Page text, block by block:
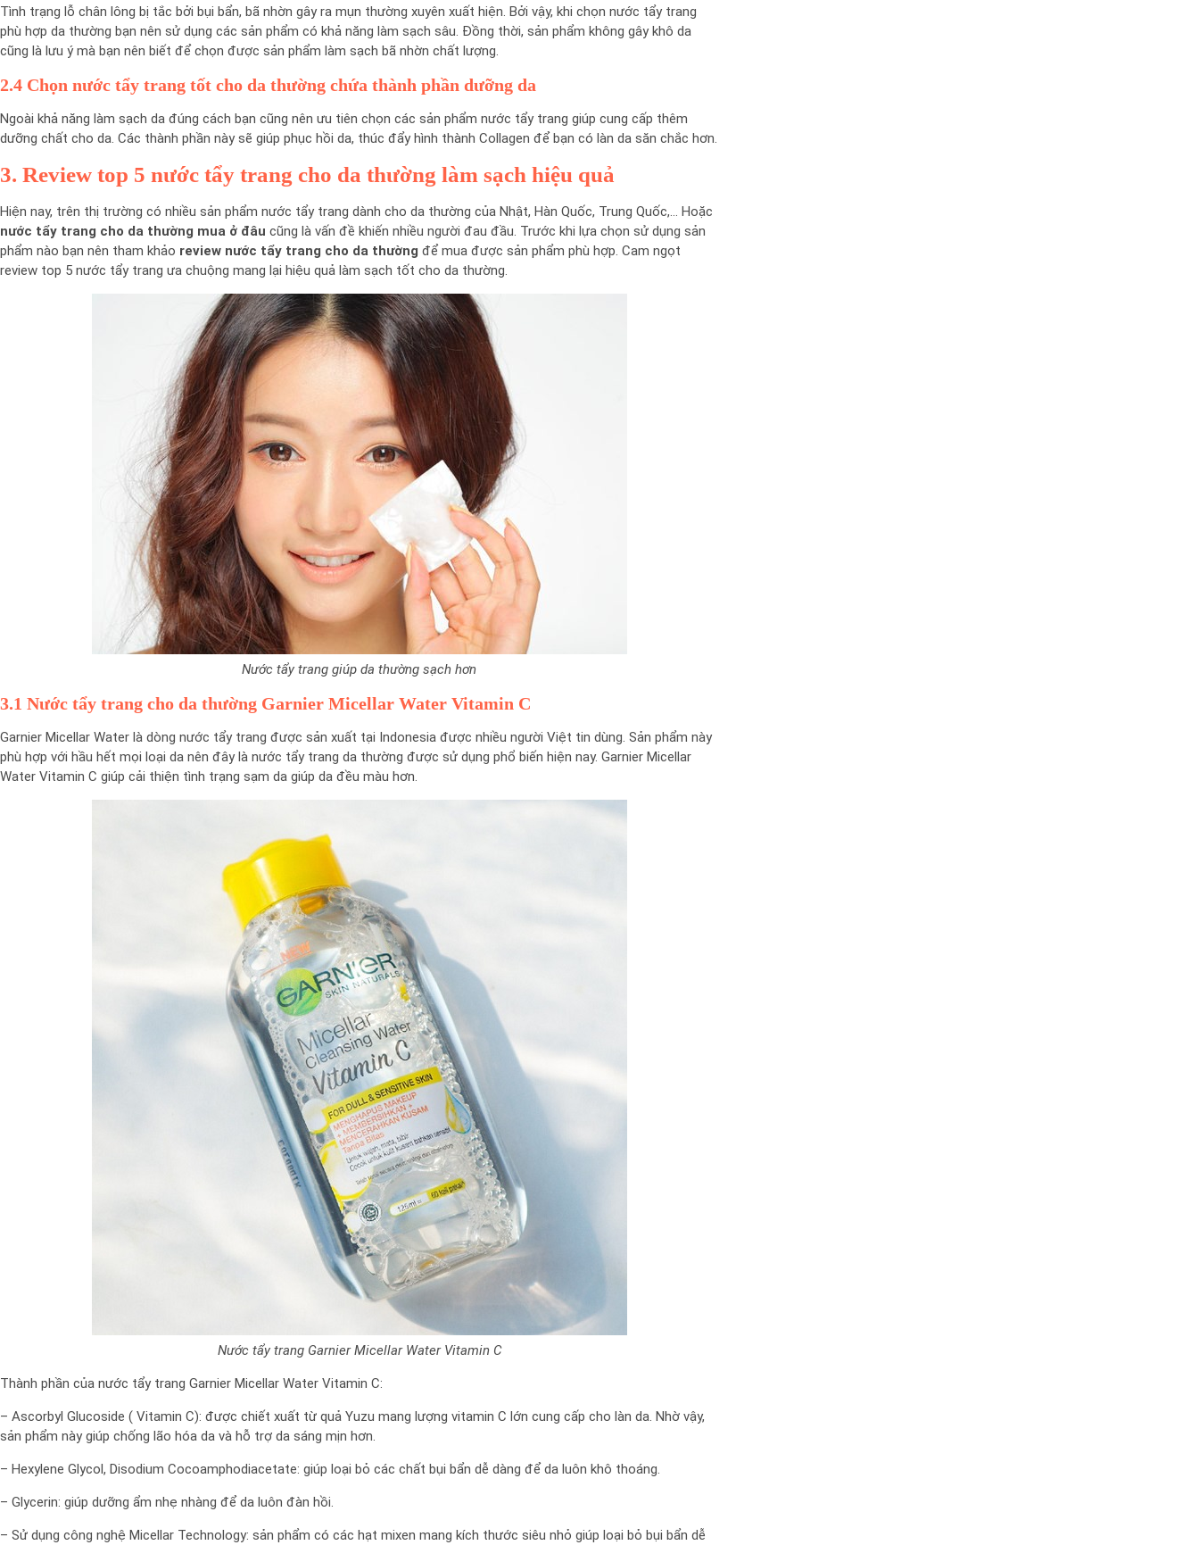
Tình trạng lỗ chân lông bị tắc bởi bụi bẩn, bã nhờn gây ra mụn thường xuyên xuất hiện. Bởi vậy, khi chọn nước tẩy trang
phù hợp da thường bạn nên sử dụng các sản phẩm có khả năng làm sạch sâu. Đồng thời, sản phẩm không gây khô da
cũng là lưu ý mà bạn nên biết để chọn được sản phẩm làm sạch bã nhờn chất lượng.
2.4 Chọn nước tẩy trang tốt cho da thường chứa thành phần dưỡng da
Ngoài khả năng làm sạch da đúng cách bạn cũng nên ưu tiên chọn các sản phẩm nước tẩy trang giúp cung cấp thêm
dưỡng chất cho da. Các thành phần này sẽ giúp phục hồi da, thúc đẩy hình thành Collagen để bạn có làn da săn chắc hơn.
3. Review top 5 nước tẩy trang cho da thường làm sạch hiệu quả
Hiện nay, trên thị trường có nhiều sản phẩm nước tẩy trang dành cho da thường của Nhật, Hàn Quốc, Trung Quốc,… Hoặc
nước tẩy trang cho da thường mua ở đâu cũng là vấn đề khiến nhiều người đau đầu. Trước khi lựa chọn sử dụng sản
phẩm nào bạn nên tham khảo review nước tẩy trang cho da thường để mua được sản phẩm phù hợp. Cam ngọt
review top 5 nước tẩy trang ưa chuộng mang lại hiệu quả làm sạch tốt cho da thường.
Nước tẩy trang giúp da thường sạch hơn
3.1 Nước tẩy trang cho da thường Garnier Micellar Water Vitamin C
Garnier Micellar Water là dòng nước tẩy trang được sản xuất tại Indonesia được nhiều người Việt tin dùng. Sản phẩm này
phù hợp với hầu hết mọi loại da nên đây là nước tẩy trang da thường được sử dụng phổ biến hiện nay. Garnier Micellar
Water Vitamin C giúp cải thiện tình trạng sạm da giúp da đều màu hơn.
Nước tẩy trang Garnier Micellar Water Vitamin C
Thành phần của nước tẩy trang Garnier Micellar Water Vitamin C:
– Ascorbyl Glucoside ( Vitamin C): được chiết xuất từ quả Yuzu mang lượng vitamin C lớn cung cấp cho làn da. Nhờ vậy,
sản phẩm này giúp chống lão hóa da và hỗ trợ da sáng mịn hơn.
– Hexylene Glycol, Disodium Cocoamphodiacetate: giúp loại bỏ các chất bụi bẩn dễ dàng để da luôn khô thoáng.
– Glycerin: giúp dưỡng ẩm nhẹ nhàng để da luôn đàn hồi.
– Sử dụng công nghệ Micellar Technology: sản phẩm có các hạt mixen mang kích thước siêu nhỏ giúp loại bỏ bụi bẩn dễ